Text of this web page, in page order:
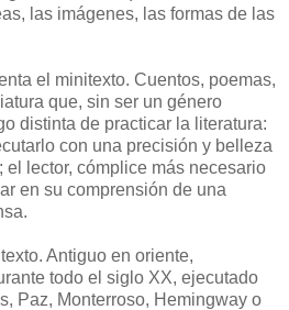
las imágenes, las formas de las
el minitexto. Cuentos, poemas,
que, sin ser un género
distinta de practicar la literatura:
con una precisión y belleza
el lector, cómplice más necesario
en su comprensión de una
Antiguo en oriente,
todo el siglo XX, ejecutado
Paz, Monterroso, Hemingway o